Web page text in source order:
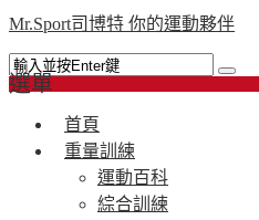
Mr.Sport司博特 你的運動夥伴
選單
首頁
重量訓練
運動百科
綜合訓練